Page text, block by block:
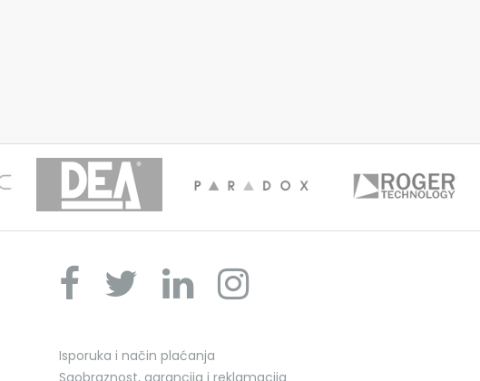
Isporuka i način plaćanja
Saobraznost, garancija i reklamacija